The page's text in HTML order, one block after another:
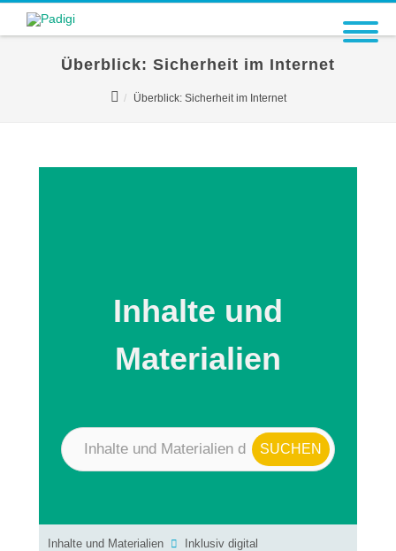
Überblick: Sicherheit im Internet
Überblick: Sicherheit im Internet
Inhalte und
Materialien
Inhalte und Materialien
Inklusiv digital